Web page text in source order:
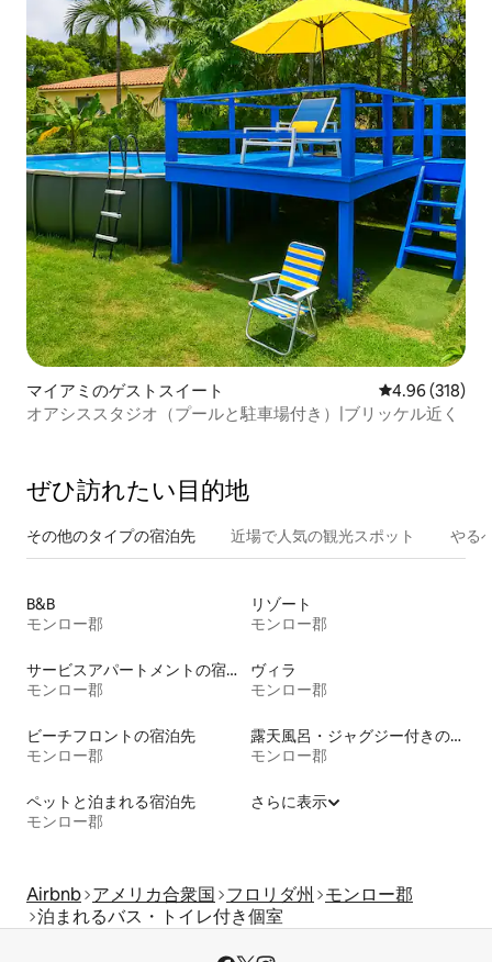
マイアミのゲストスイート レビュー318
4.96 (318)
オアシススタジオ（プールと駐車場付き）|ブリッケル近く
ぜひ訪⁠れ⁠た⁠い目⁠的⁠地
その他のタ⁠イ⁠プ⁠の宿⁠泊⁠先 近場で人気の観光スポット やる
B&B
モンロー郡
リゾート
モンロー郡
サービスアパートメントの宿泊施設
モンロー郡
ヴィラ
モンロー郡
ビーチフロントの宿泊先
モンロー郡
露天風呂・ジャグジー付きの宿泊施設
モンロー郡
ペットと泊まれる宿泊先
モンロー郡
さらに表示
Airbnb アメリカ合衆国 フロリダ州
モンロー郡
泊まれるバス・トイレ付き個室